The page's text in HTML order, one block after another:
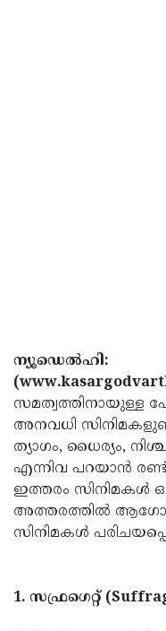
ന്യൂഡെൽഹി:
സമത്വത്തിനായുള്ള
അനവധി
ത്യാഗം, ധൈര്യം,
എന്നിവ പറയാൻ രണ്ട്
ഇത്തരം സിനിമകൾ
അത്തരത്തിൽ
സിനിമകൾ
1. സഫ്രഗെറ്റ്